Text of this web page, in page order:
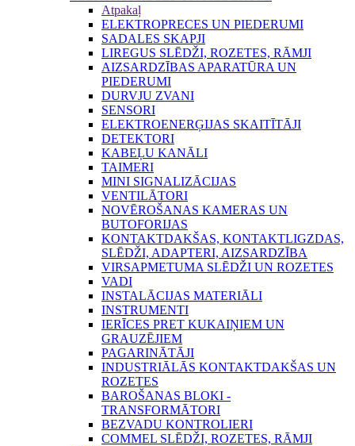
Atpakaļ
ELEKTROPRECES UN PIEDERUMI
SADALES SKAPJI
LIREGUS SLĒDŽI, ROZETES, RĀMJI
AIZSARDZĪBAS APARATŪRA UN
PIEDERUMI
DURVJU ZVANI
SENSORI
ELEKTROENERĢIJAS SKAITĪTĀJI
DETEKTORI
KABEĻU KANĀLI
TAIMERI
MINI SIGNALIZĀCIJAS
VENTILĀTORI
NOVĒROŠANAS KAMERAS UN
BUTOFORIJAS
KONTAKTDAKŠAS, KONTAKTLIGZDAS,
SLĒDŽI, ADAPTERI, AIZSARDZĪBA
VIRSAPMETUMA SLĒDŽI UN ROZETES
VADI
INSTALĀCIJAS MATERIĀLI
INSTRUMENTI
IERĪCES PRET KUKAIŅIEM UN
GRAUZĒJIEM
PAGARINĀTĀJI
INDUSTRIĀLĀS KONTAKTDAKŠAS UN
ROZETES
BAROŠANAS BLOKI -
TRANSFORMĀTORI
BEZVADU KONTROLIERI
COMMEL SLĒDŽI, ROZETES, RĀMJI